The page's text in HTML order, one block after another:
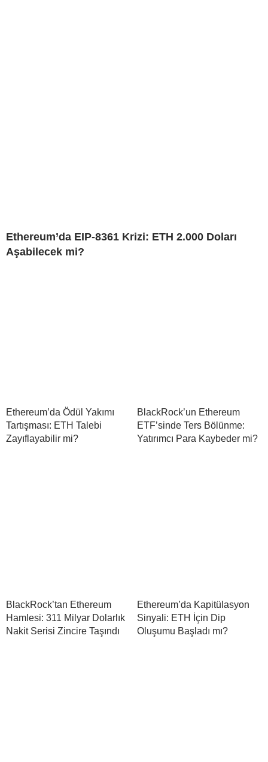
Ethereum’da EIP-8361 Krizi: ETH 2.000 Doları
Aşabilecek mi?
Ethereum’da Ödül Yakımı
Tartışması: ETH Talebi
Zayıflayabilir mi?
BlackRock’un Ethereum
ETF’sinde Ters Bölünme:
Yatırımcı Para Kaybeder mi?
BlackRock’tan Ethereum
Hamlesi: 311 Milyar Dolarlık
Nakit Serisi Zincire Taşındı
Ethereum’da Kapitülasyon
Sinyali: ETH İçin Dip
Oluşumu Başladı mı?